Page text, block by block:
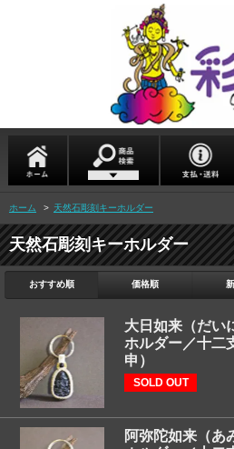
ホーム > 天然石彫刻キーホルダー
天然石彫刻キーホルダー
おすすめ順 価格順
大日如来（だい
ホルダー／十二
申）
SOLD OUT
阿弥陀如来（あ